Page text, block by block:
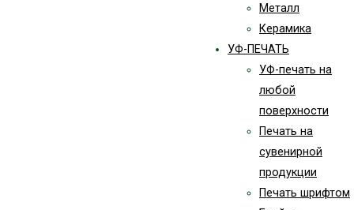
Металл
Керамика
УФ-ПЕЧАТЬ
УФ-печать на
любой
поверхности
Печать на
сувенирной
продукции
Печать шрифтом